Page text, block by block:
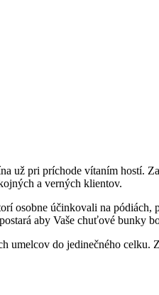
už pri príchode vítaním
a verných klientov.
osobne účinkovali na
aby Vaše chuťové bunky
do jedinečného celku.